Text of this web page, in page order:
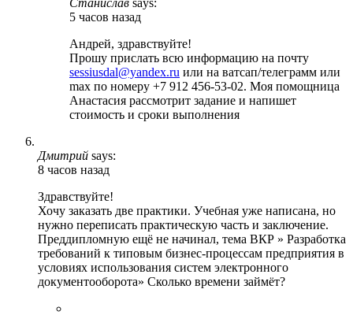
Станислав says:
5 часов назад
Андрей, здравствуйте!
Прошу прислать всю информацию на почту
sessiusdal@yandex.ru или на ватсап/телеграмм или
max по номеру +7 912 456-53-02. Моя помощница
Анастасия рассмотрит задание и напишет
стоимость и сроки выполнения
Дмитрий says:
8 часов назад
Здравствуйте!
Хочу заказать две практики. Учебная уже написана, но
нужно переписать практическую часть и заключение.
Преддипломную ещё не начинал, тема ВКР » Разработка
требований к типовым бизнес-процессам предприятия в
условиях использования систем электронного
документооборота» Сколько времени займёт?